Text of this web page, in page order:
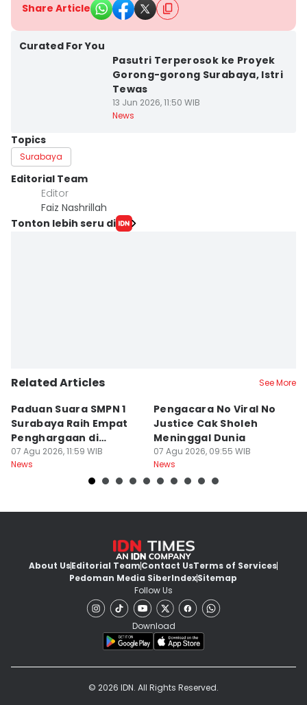
Share Article
Curated For You
Pasutri Terperosok ke Proyek
Gorong-gorong Surabaya, Istri
Tewas
13 Jun 2026, 11:50 WIB
News
Topics
Surabaya
Editorial Team
Editor
Faiz Nashrillah
Tonton lebih seru di
Related Articles See More
Paduan Suara SMPN 1
Surabaya Raih Empat
Penghargaan di
Thailand
07 Agu 2026, 11:59 WIB
News
Pengacara No Viral No
Justice Cak Sholeh
Meninggal Dunia
07 Agu 2026, 09:55 WIB
News
About UsEditorial TeamContact UsTerms of Services
Pedoman Media SiberIndexSitemap
Follow Us
Download
© 2026 IDN. All Rights Reserved.